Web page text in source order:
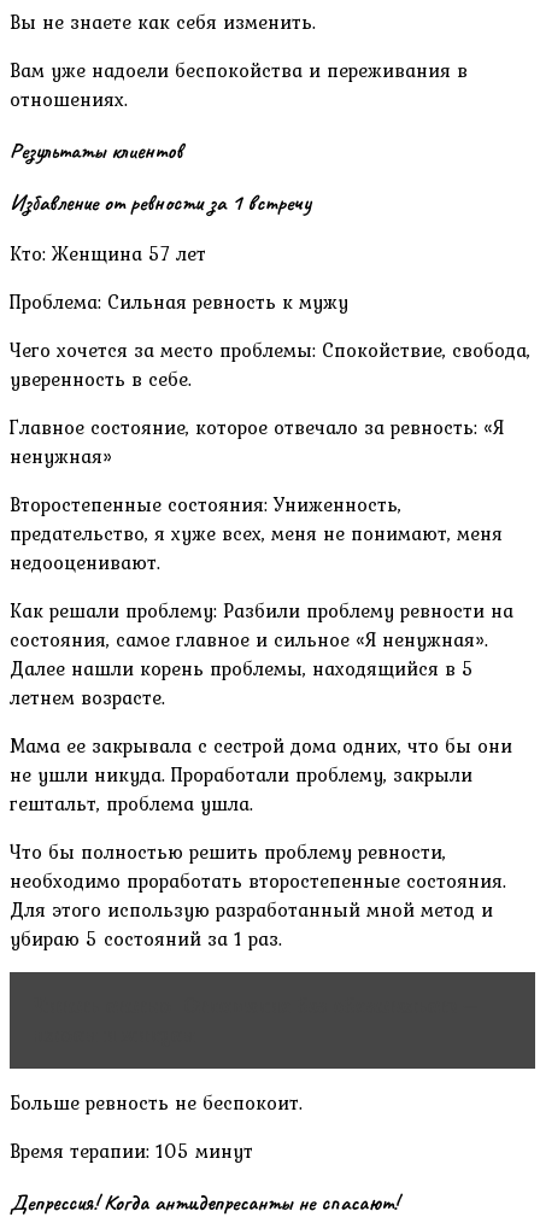
Вы не знаете как себя изменить.
Вам уже надоели беспокойства и переживания в
отношениях.
Результаты клиентов
Избавление от ревности за 1 встречу
Кто: Женщина 57 лет
Проблема: Сильная ревность к мужу
Чего хочется за место проблемы: Спокойствие, свобода,
уверенность в себе.
Главное состояние, которое отвечало за ревность: «Я
ненужная»
Второстепенные состояния: Униженность,
предательство, я хуже всех, меня не понимают, меня
недооценивают.
Как решали проблему: Разбили проблему ревности на
состояния, самое главное и сильное «Я ненужная».
Далее нашли корень проблемы, находящийся в 5
летнем возрасте.
Мама ее закрывала с сестрой дома одних, что бы они
не ушли никуда. Проработали проблему, закрыли
гештальт, проблема ушла.
Что бы полностью решить проблему ревности,
необходимо проработать второстепенные состояния.
Для этого использую разработанный мной метод и
убираю 5 состояний за 1 раз.
Больше ревность не беспокоит.
Время терапии: 105 минут
Депрессия! Когда антидепресанты не спасают!